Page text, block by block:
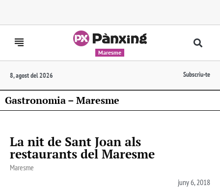
Maresme
8, agost del 2026 Subscriu-te
Gastronomia – Maresme
La nit de Sant Joan als
restaurants del Maresme
Maresme
juny 6, 2018